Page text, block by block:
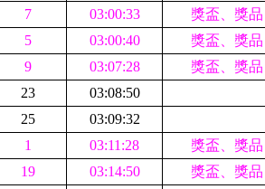
7 03:00:33
獎盃、獎品
5 03:00:40
獎盃、獎品
9 03:07:28
獎盃、獎品
23
03:08:50
25
03:09:32
1 03:11:28
獎盃、獎品
19 03:14:50
獎盃、獎品